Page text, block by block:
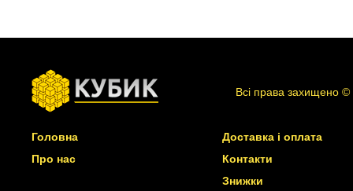
Всі права захищено ©
Головна
Про нас
Доставка і оплата
Контакти
Знижки